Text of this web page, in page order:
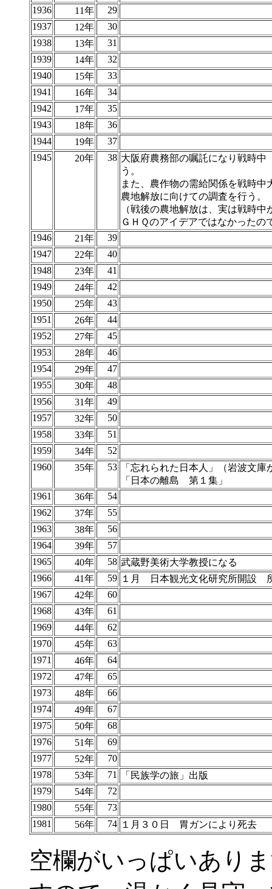
1936
11年
29
1937
12年
30
1938
13年
31
1939
14年
32
1940
15年
33
1941
16年
34
1942
17年
35
1943
18年
36
1944
19年
37
1945
20年 38 大阪府農務部の嘱託になり戦時
う。
また、農作物の需給関係を戦時中
農地解放に向けての調査を行う。
（戦後の農地解放は、実は戦時
ＧＨＱのアイデアではなかったの
1946
21年
39
1947
22年
40
1948
23年
41
1949
24年
42
1950
25年
43
1951
26年
44
1952
27年
45
1953
28年
46
1954
29年
47
1955
30年
48
1956
31年
49
1957
32年
50
1958
33年
51
1959
34年
52
1960
35年 53
「忘れられた日本人」（岩波文庫
「日本の離島 第１集」
1961
36年
54
1962
37年
55
1963
38年
56
1964
39年
57
1965
40年 58 武蔵野美術大学教授になる
1966
41年 59 １月 日本観光文化研究所開設
1967
42年
60
1968
43年
61
1969
44年
62
1970
45年
63
1971
46年
64
1972
47年
65
1973
48年
66
1974
49年
67
1975
50年
68
1976
51年
69
1977
52年
70
1978
53年 71
「民族学の旅」出版
1979
54年
72
1980
55年
73
1981
56年 74 １月３０日 胃ガンにより死去
空欄がいっぱいあり